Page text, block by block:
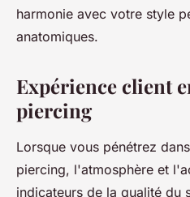
harmonie avec votre style
anatomiques.
Expérience client
piercing
Lorsque vous pénétrez
piercing, l'atmosphère et
indicateurs de la qualité du